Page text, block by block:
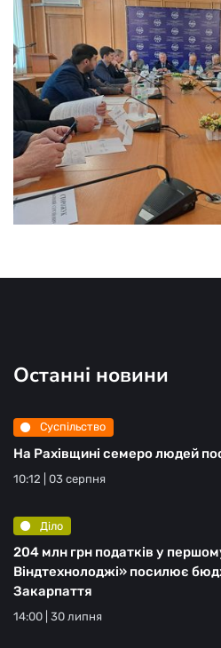
Останні новини
Суспільство
На Рахівщині семеро людей
10:12 | 03 серпня
Діло
204 млн грн податків у
Віндтехнолоджі» посилює
Закарпаття
14:00 | 30 липня